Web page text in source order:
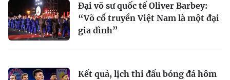
Đại võ sư quốc tế Oliver Barbey:
“Võ cổ truyền Việt Nam là một đại
gia đình”
Kết quả, lịch thi đấu bóng đá hôm